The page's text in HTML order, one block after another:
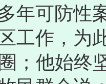
年可防性
工作，为
；他始终